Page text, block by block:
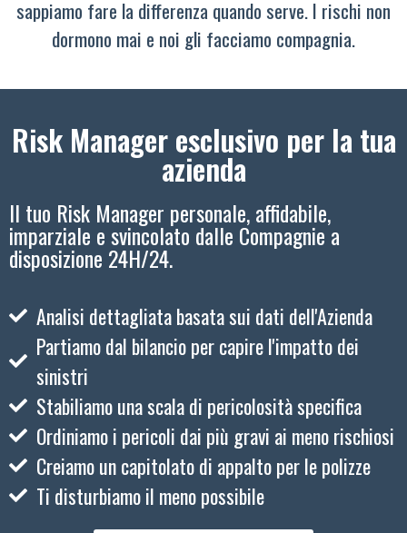
sappiamo fare la differenza quando serve. I rischi non
dormono mai e noi gli facciamo compagnia.
Risk Manager esclusivo per la tua
azienda
Il tuo Risk Manager personale, affidabile,
imparziale e svincolato dalle Compagnie a
disposizione 24H/24.
Analisi dettagliata basata sui dati dell'Azienda
Partiamo dal bilancio per capire l'impatto dei
sinistri
Stabiliamo una scala di pericolosità specifica
Ordiniamo i pericoli dai più gravi ai meno rischiosi
Creiamo un capitolato di appalto per le polizze
Ti disturbiamo il meno possibile